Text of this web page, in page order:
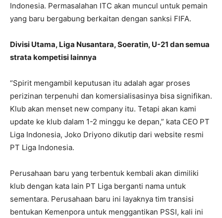
Indonesia. Permasalahan ITC akan muncul untuk pemain
yang baru bergabung berkaitan dengan sanksi FIFA.
Divisi Utama, Liga Nusantara, Soeratin, U-21 dan semua
strata kompetisi lainnya
“Spirit mengambil keputusan itu adalah agar proses
perizinan terpenuhi dan komersialisasinya bisa signifikan.
Klub akan menset new company itu. Tetapi akan kami
update ke klub dalam 1-2 minggu ke depan,” kata CEO PT
Liga Indonesia, Joko Driyono dikutip dari website resmi
PT Liga Indonesia.
Perusahaan baru yang terbentuk kembali akan dimiliki
klub dengan kata lain PT Liga berganti nama untuk
sementara. Perusahaan baru ini layaknya tim transisi
bentukan Kemenpora untuk menggantikan PSSI, kali ini